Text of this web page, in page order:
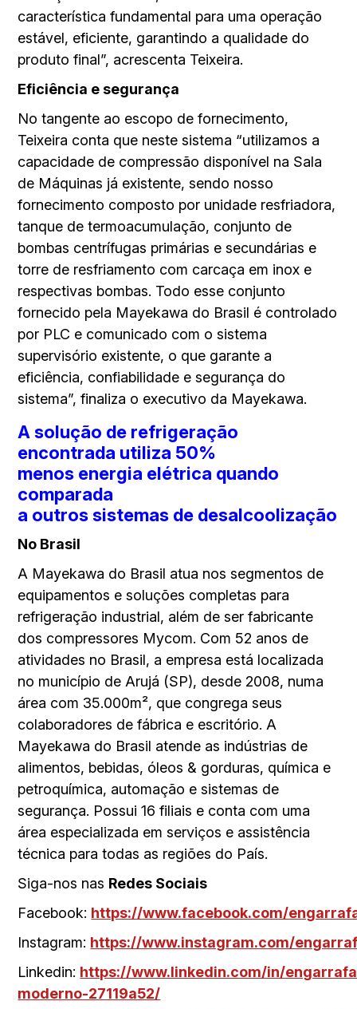
característica fundamental para uma operação
estável, eficiente, garantindo a qualidade do
produto final”, acrescenta Teixeira.
Eficiência e segurança
No tangente ao escopo de fornecimento,
Teixeira conta que neste sistema “utilizamos a
capacidade de compressão disponível na Sala
de Máquinas já existente, sendo nosso
fornecimento composto por unidade resfriadora,
tanque de termoacumulação, conjunto de
bombas centrífugas primárias e secundárias e
torre de resfriamento com carcaça em inox e
respectivas bombas. Todo esse conjunto
fornecido pela Mayekawa do Brasil é controlado
por PLC e comunicado com o sistema
supervisório existente, o que garante a
eficiência, confiabilidade e segurança do
sistema”, finaliza o executivo da Mayekawa.
A solução de refrigeração
encontrada utiliza 50%
menos energia elétrica quando
comparada
a outros sistemas de desalcoolização
No Brasil
A Mayekawa do Brasil atua nos segmentos de
equipamentos e soluções completas para
refrigeração industrial, além de ser fabricante
dos compressores Mycom. Com 52 anos de
atividades no Brasil, a empresa está localizada
no município de Arujá (SP), desde 2008, numa
área com 35.000m², que congrega seus
colaboradores de fábrica e escritório. A
Mayekawa do Brasil atende as indústrias de
alimentos, bebidas, óleos & gorduras, química e
petroquímica, automação e sistemas de
segurança. Possui 16 filiais e conta com uma
área especializada em serviços e assistência
técnica para todas as regiões do País.
Siga-nos nas Redes Sociais
Facebook: https://www.facebook.com/
Instagram: https://www.instagram.com/
Linkedin: https://www.linkedin.com/in/
moderno-27119a52/